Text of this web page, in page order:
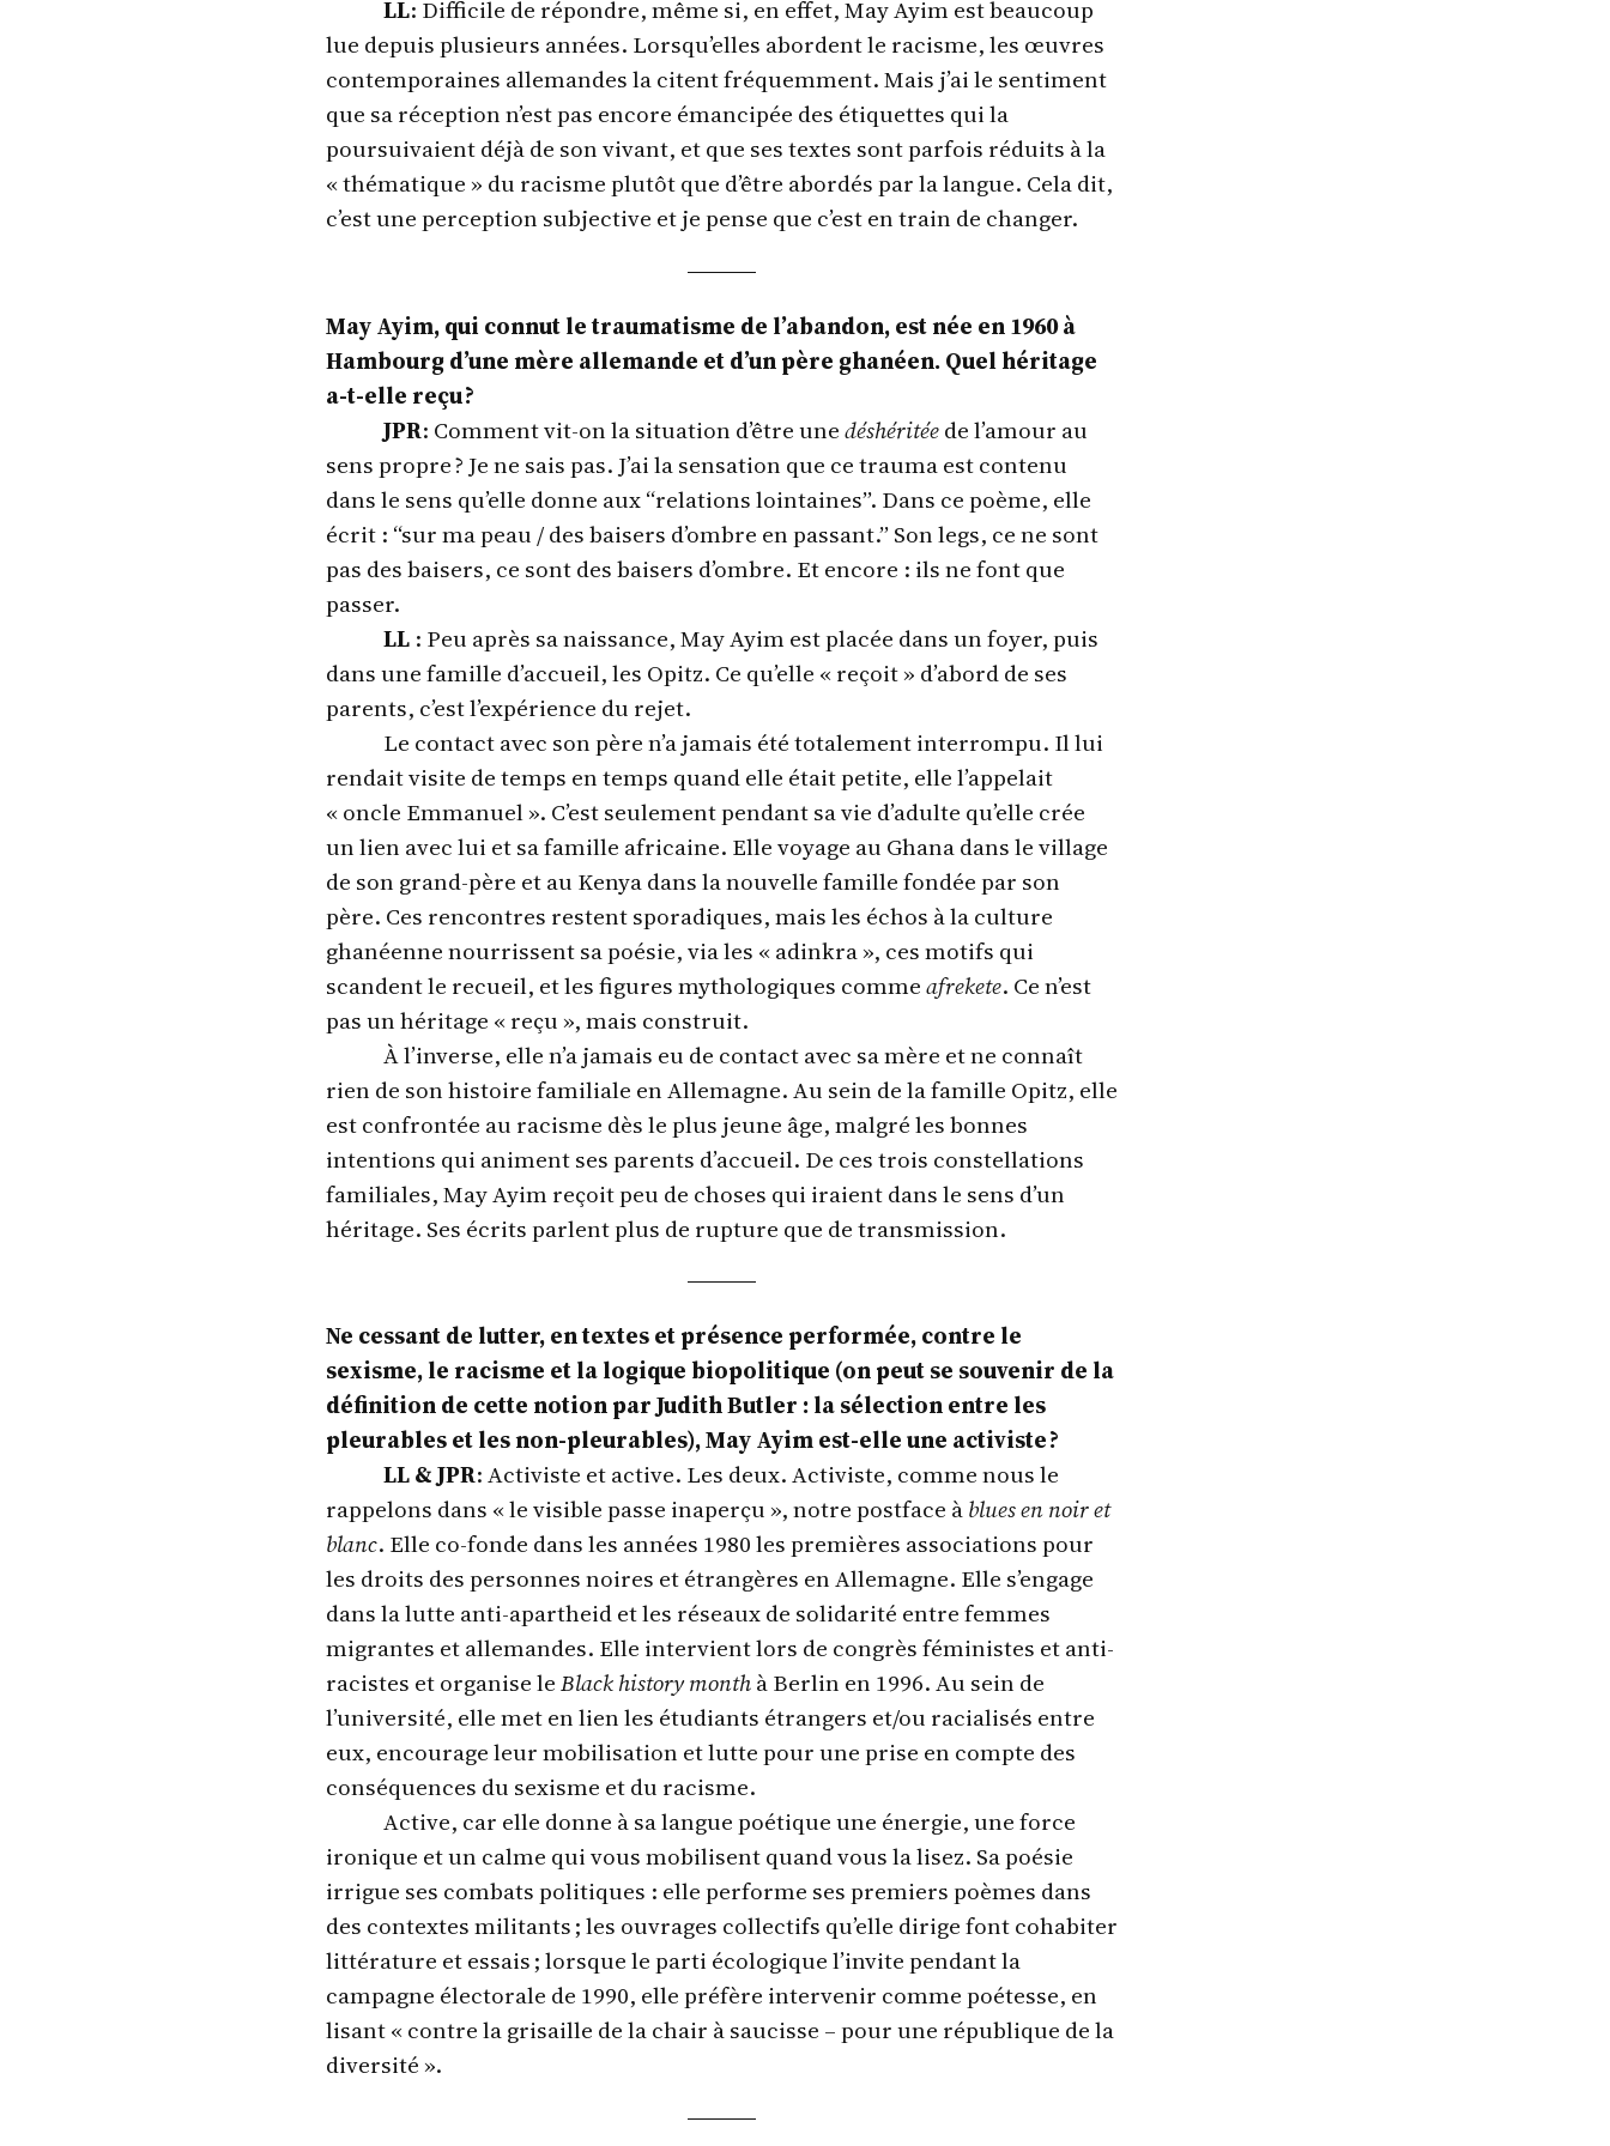
LL: Difficile de répondre, même si, en effet, May Ayim est beaucoup
lue depuis plusieurs années. Lorsqu’elles abordent le racisme, les œuvres
contemporaines allemandes la citent fréquemment. Mais j’ai le sentiment
que sa réception n’est pas encore émancipée des étiquettes qui la
poursuivaient déjà de son vivant, et que ses textes sont parfois réduits à la
« thématique » du racisme plutôt que d’être abordés par la langue. Cela dit,
c’est une perception subjective et je pense que c’est en train de changer.
May Ayim, qui connut le traumatisme de l’abandon, est née en 1960 à
Hambourg d’une mère allemande et d’un père ghanéen. Quel héritage
a-t-elle reçu ?
JPR: Comment vit-on la situation d’être unedéshéritéede l’amour au
sens propre ? Je ne sais pas. J’ai la sensation que ce trauma est contenu
dans le sens qu’elle donne aux “relations lointaines”. Dans ce poème, elle
écrit : “sur ma peau / des baisers d’ombre en passant.” Son legs, ce ne sont
pas des baisers, ce sont des baisers d’ombre. Et encore : ils ne font que
passer.
LL : Peu après sa naissance, May Ayim est placée dans un foyer, puis
dans une famille d’accueil, les Opitz. Ce qu’elle « reçoit » d’abord de ses
parents, c’est l’expérience du rejet.
Le contact avec son père n’a jamais été totalement interrompu. Il lui
rendait visite de temps en temps quand elle était petite, elle l’appelait
« oncle Emmanuel ». C’est seulement pendant sa vie d’adulte qu’elle crée
un lien avec lui et sa famille africaine. Elle voyage au Ghana dans le village
de son grand-père et au Kenya dans la nouvelle famille fondée par son
père. Ces rencontres restent sporadiques, mais les échos à la culture
ghanéenne nourrissent sa poésie, via les « adinkra », ces motifs qui
scandent le recueil, et les figures mythologiques commeafrekete. Ce n’est
pas un héritage « reçu », mais construit.
À l’inverse, elle n’a jamais eu de contact avec sa mère et ne connaît
rien de son histoire familiale en Allemagne. Au sein de la famille Opitz, elle
est confrontée au racisme dès le plus jeune âge, malgré les bonnes
intentions qui animent ses parents d’accueil. De ces trois constellations
familiales, May Ayim reçoit peu de choses qui iraient dans le sens d’un
héritage. Ses écrits parlent plus de rupture que de transmission.
Ne cessant de lutter, en textes et présence performée, contre le
sexisme, le racisme et la logique biopolitique (on peut se souvenir de la
définition de cette notion par Judith Butler : la sélection entre les
pleurables et les non-pleurables), May Ayim est-elle une activiste ?
LL & JPR: Activiste et active. Les deux. Activiste, comme nous le
rappelons dans « le visible passe inaperçu », notre postface àblues en noir et
blanc. Elle co-fonde dans les années 1980 les premières associations pour
les droits des personnes noires et étrangères en Allemagne. Elle s’engage
dans la lutte anti-apartheid et les réseaux de solidarité entre femmes
migrantes et allemandes. Elle intervient lors de congrès féministes et anti-
racistes et organise leBlack history monthà Berlin en 1996. Au sein de
l’université, elle met en lien les étudiants étrangers et/ou racialisés entre
eux, encourage leur mobilisation et lutte pour une prise en compte des
conséquences du sexisme et du racisme.
Active, car elle donne à sa langue poétique une énergie, une force
ironique et un calme qui vous mobilisent quand vous la lisez. Sa poésie
irrigue ses combats politiques : elle performe ses premiers poèmes dans
des contextes militants ; les ouvrages collectifs qu’elle dirige font cohabiter
littérature et essais ; lorsque le parti écologique l’invite pendant la
campagne électorale de 1990, elle préfère intervenir comme poétesse, en
lisant « contre la grisaille de la chair à saucisse – pour une république de la
diversité ».